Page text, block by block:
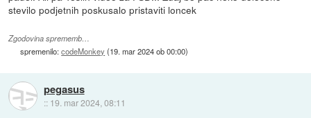
stevilo podjetnih poskusalo pristaviti loncek
Zgodovina sprememb…
spremenilo:codeMonkey (19. mar 2024 ob 00:00)
pegasus
:: 19. mar 2024, 08:11